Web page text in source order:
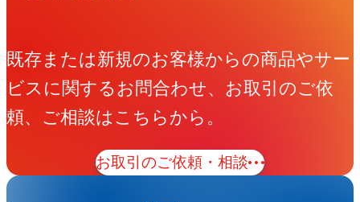
既存または新規のお客様からの商品やサー
ビスに関するお問合わせ、お取引のご依
頼、ご相談はこちらから。
お取引のご依頼・相談